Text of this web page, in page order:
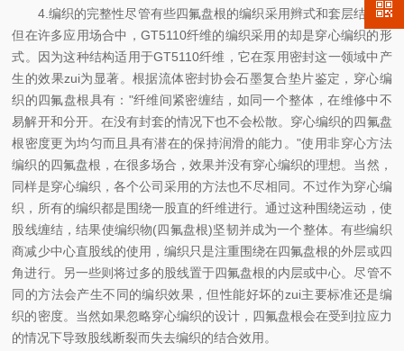
4.编织的完整性尽管有些四氟盘根的编织采用辫式和套层结构。
但在许多应用场合中，GT5110纤维的编织采用的却是穿心编织的形
式。因为这种结构适用于GT5110纤维，它在泵用密封这一领域中产
生的效果zui为显著。根据流体密封协会石墨复合垫片鉴定，穿心编
织的四氟盘根具有："纤维间紧密缠结，如同一个整体，在维修中不
易解开和分开。在没有封套的情况下也不会松散。穿心编织的四氟盘
根密度更为均匀而且具有潜在的保持润滑的能力。"使用非穿心方法
编织的四氟盘根，在很多场合，效果并没有穿心编织的理想。当然，
同样是穿心编织，各个公司采用的方法也不尽相同。不过作为穿心编
织，所有的编织都是围绕一股直的纤维进行。通过这种围绕运动，使
股线缠结，结果使编织物(四氟盘根)坚韧并成为一个整体。有些编织
商减少中心直股线的使用，编织只是注重围绕在四氟盘根的外层或四
角进行。另一些则将过多的股线置于四氟盘根的内层或中心。尽管不
同的方法会产生不同的编织效果，但性能好坏的zui主要标准还是编
织的密度。当然如果忽略穿心编织的设计，四氟盘根会在受到拉应力
的情况下导致股线断裂而失去编织的结合效用。